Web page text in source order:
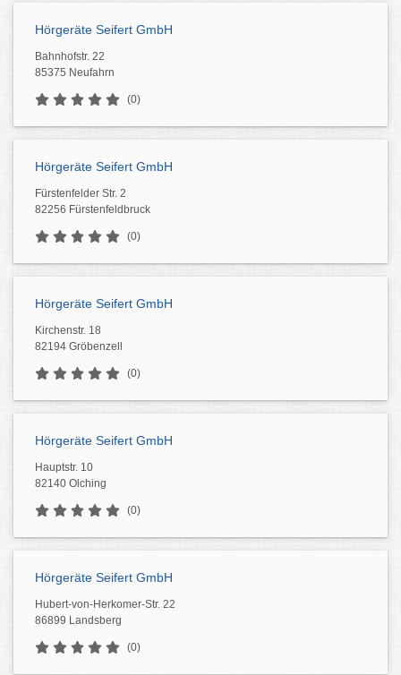
Hörgeräte Seifert GmbH
Bahnhofstr. 22
85375 Neufahrn
(0)
Hörgeräte Seifert GmbH
Fürstenfelder Str. 2
82256 Fürstenfeldbruck
(0)
Hörgeräte Seifert GmbH
Kirchenstr. 18
82194 Gröbenzell
(0)
Hörgeräte Seifert GmbH
Hauptstr. 10
82140 Olching
(0)
Hörgeräte Seifert GmbH
Hubert-von-Herkomer-Str. 22
86899 Landsberg
(0)